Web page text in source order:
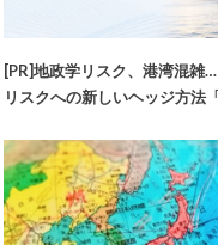
[PR]地政学リスク、港湾混雑
リスクへの新しいヘッジ方法